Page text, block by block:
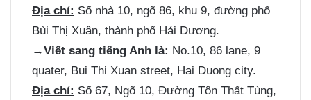
Địa chỉ: Số nhà 10, ngõ 86, khu 9, đường phố
Bùi Thị Xuân, thành phố Hải Dương.
→Viết sang tiếng Anh là: No.10, 86 lane, 9
quater, Bui Thi Xuan street, Hai Duong city.
Địa chỉ: Số 67, Ngõ 10, Đường Tôn Thất Tùng,